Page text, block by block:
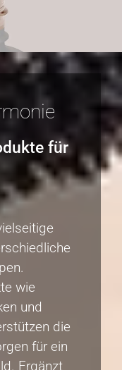
für
wie
und
die
für ein
Ergänzt